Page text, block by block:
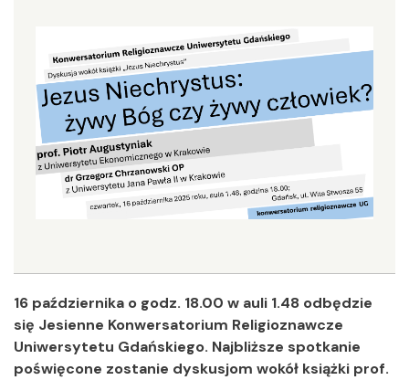
16 października o godz. 18.00 w auli 1.48 odbędzie
się Jesienne Konwersatorium Religioznawcze
Uniwersytetu Gdańskiego. Najbliższe spotkanie
poświęcone zostanie dyskusjom wokół książki prof.